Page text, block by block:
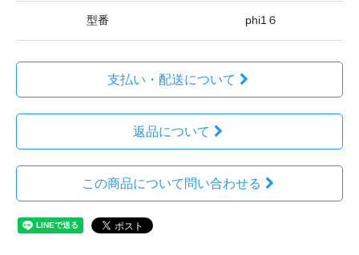
型番 phi1６
支払い・配送について
返品について
この商品について問い合わせる